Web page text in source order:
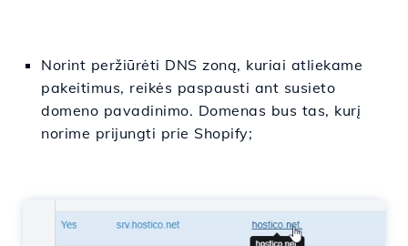
Norint peržiūrėti DNS zoną, kuriai atliekame
pakeitimus, reikės paspausti ant susieto
domeno pavadinimo. Domenas bus tas, kurį
norime prijungti prie Shopify;